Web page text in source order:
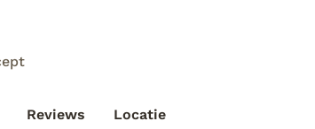
Reviews Locatie